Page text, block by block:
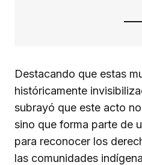
Destacando que estas
históricamente
subrayó que este acto
sino que forma parte de
para reconocer los
las comunidades